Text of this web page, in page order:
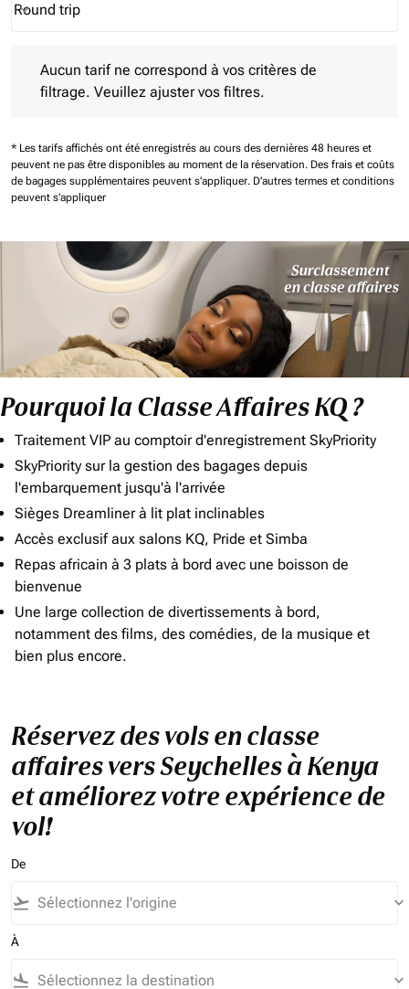
Journey Types option Round trip Selected
Round trip
keyboard_arrow_down
Aucun tarif ne correspond à vos critères de
filtrage. Veuillez ajuster vos filtres.
* Les tarifs affichés ont été enregistrés au cours des dernières 48 heures et
peuvent ne pas être disponibles au moment de la réservation. Des frais et coûts
de bagages supplémentaires peuvent s'appliquer. D'autres termes et conditions
peuvent s'appliquer
Pourquoi la Classe Affaires KQ ?
Traitement VIP au comptoir d'enregistrement SkyPriority
SkyPriority sur la gestion des bagages depuis
l'embarquement jusqu'à l'arrivée
Sièges Dreamliner à lit plat inclinables
Accès exclusif aux salons KQ, Pride et Simba
Repas africain à 3 plats à bord avec une boisson de
bienvenue
Une large collection de divertissements à bord,
notamment des films, des comédies, de la musique et
bien plus encore.
Réservez des vols en classe
affaires vers Seychelles à Kenya
et améliorez votre expérience de
vol!
De
flight_takeoff keyboard_arrow_down
À
flight_land keyboard_arrow_down